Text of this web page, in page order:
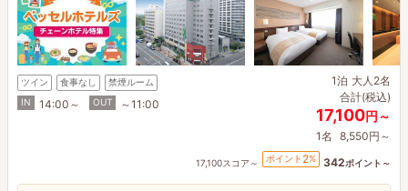
ツイン 食事なし
禁煙ルーム
IN
14:00～ OUT ～11:00
1泊 大人2名
合計(税込)
17,100円～
1名 8,550円～
17,100スコア～ ポイント 2% 342ポイント～